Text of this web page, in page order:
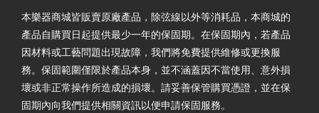
本樂器商城皆販賣原廠產品，除弦線以外等消耗品，本商城的
產品自購買日起提供最少一年的保固期。在保固期內，若產品
因材料或工藝問題出現故障，我們將免費提供維修或更換服
務。保固範圍僅限於產品本身，並不涵蓋因不當使用、意外損
壞或非正常操作所造成的損壞。請妥善保管購買憑證，並在保
固期內向我們提供相關資訊以便申請保固服務。